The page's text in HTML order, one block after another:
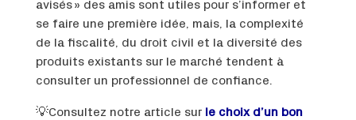
avisés » des amis sont utiles pour s’informer et
se faire une première idée, mais, la complexité
de la fiscalité, du droit civil et la diversité des
produits existants sur le marché tendent à
consulter un professionnel de confiance.
💡Consultez notre article sur le choix d’un bon